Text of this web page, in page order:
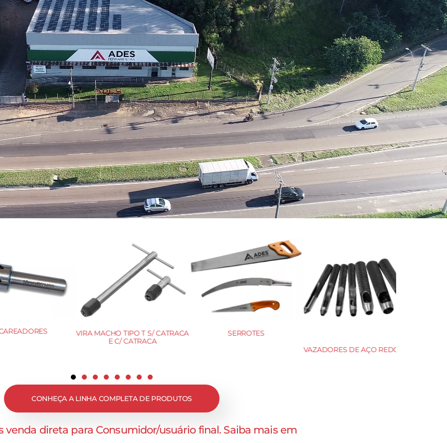
TALHADEIRA CHATA 15×150
CONHEÇA A LINHA COMPLETA DE PRODUTOS
venda direta para Consumidor/usuário final. Saiba mais em